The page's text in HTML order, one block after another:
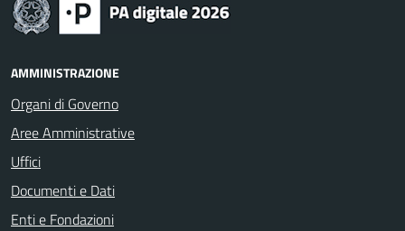
AMMINISTRAZIONE
Organi di Governo
Aree Amministrative
Uffici
Documenti e Dati
Enti e Fondazioni